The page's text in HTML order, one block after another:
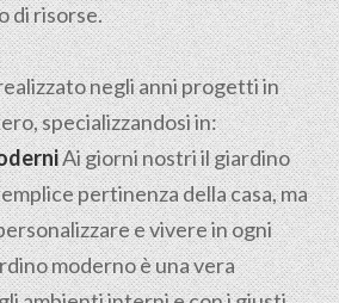
di risorse.
negli anni progetti in
specializzandosi in:
Ai giorni nostri il giardino
pertinenza della casa, ma
e vivere in ogni
moderno è una vera